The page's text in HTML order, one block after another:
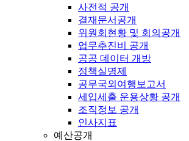
사전적 공개
결재문서공개
위원회현황 및 회의공개
업무추진비 공개
공공 데이터 개방
정책실명제
공무국외여행보고서
세입세출 운용상황 공개
조직정보 공개
인사지표
예산공개